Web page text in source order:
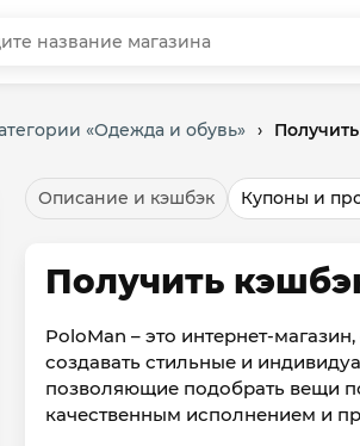
«Одежда и обувь» ›
Описание и кэшбэк Купоны и
Получить
PoloMan – это интернет-
создавать стильные и
позволяющие подобрать вещи
качественным исполнением и